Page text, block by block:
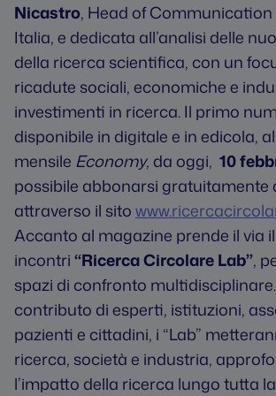
Nicastro, Head of Communication
Italia, e dedicata all’analisi delle
della ricerca scientifica, con un
ricadute sociali, economiche e
investimenti in ricerca. Il primo
disponibile in digitale e in edicola,
mensile Economy, da oggi, 10
possibile abbonarsi gratuitamente
attraverso il sito
Accanto al magazine prende il via
incontri“Ricerca Circolare Lab”,
spazi di confronto
contributo di esperti, istituzioni,
pazienti e cittadini, i “Lab”
ricerca, società e industria,
l’impatto della ricerca lungo tutta